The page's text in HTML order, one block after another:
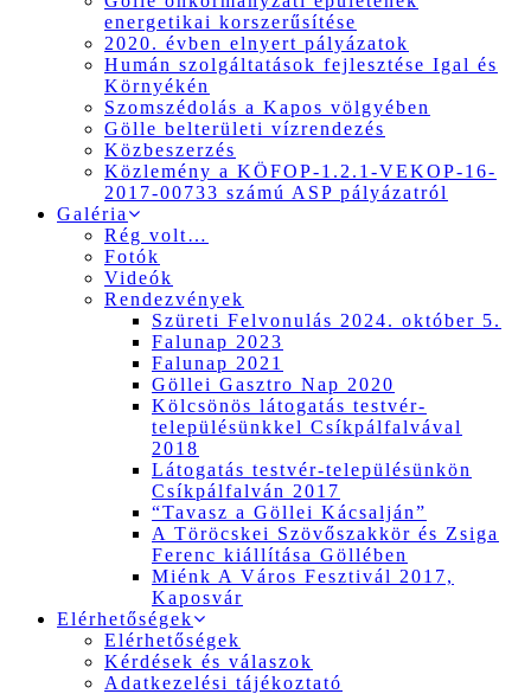
energetikai korszerűsítése
2020. évben elnyert pályázatok
Humán szolgáltatások fejlesztése Igal és
Környékén
Szomszédolás a Kapos völgyében
Gölle belterületi vízrendezés
Közbeszerzés
Közlemény a KÖFOP-1.2.1-VEKOP-16-
2017-00733 számú ASP pályázatról
Galéria
Rég volt…
Fotók
Videók
Rendezvények
Szüreti Felvonulás 2024. október 5.
Falunap 2023
Falunap 2021
Göllei Gasztro Nap 2020
Kölcsönös látogatás testvér-
településünkkel Csíkpálfalvával
2018
Látogatás testvér-településünkön
Csíkpálfalván 2017
“Tavasz a Göllei Kácsalján”
A Töröcskei Szövőszakkör és Zsiga
Ferenc kiállítása Göllében
Miénk A Város Fesztivál 2017,
Kaposvár
Elérhetőségek
Elérhetőségek
Kérdések és válaszok
Adatkezelési tájékoztató